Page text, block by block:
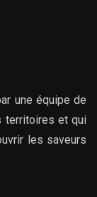
une équipe de
territoires et qui
les saveurs